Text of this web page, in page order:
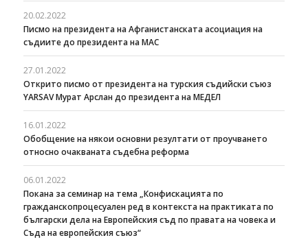
20.02.2022
Писмо на президента на Афганистанската асоциация на
съдиите до президента на МАС
27.01.2022
Открито писмо от президента на турския съдийски съюз
YARSAV Мурат Арслан до президента на МЕДЕЛ
16.01.2022
Обобщение на някои основни резултати от проучването
относно очакваната съдебна реформа
06.01.2022
Покана за семинар на тема „Конфискацията по
гражданскопроцесуален ред в контекста на практиката по
български дела на Европейския съд по правата на човека и
Съда на европейския съюз“